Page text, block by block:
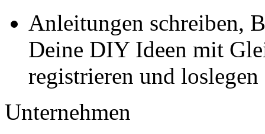
Anleitungen schreiben,
Deine DIY Ideen mit
registrieren und loslegen
Unternehmen